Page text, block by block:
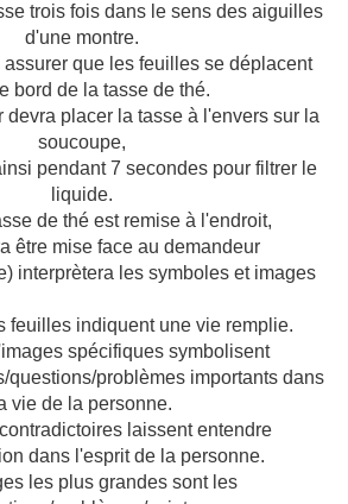
trois fois dans le sens des aiguilles
d'une montre.
assurer que les feuilles se déplacent
bord de la tasse de thé.
devra placer la tasse à l'envers sur la
soucoupe,
pendant 7 secondes pour filtrer le
liquide.
de thé est remise à l'endroit,
être mise face au demandeur
interprètera les symboles et images
feuilles indiquent une vie remplie.
spécifiques symbolisent
questions/problèmes importants dans
vie de la personne.
laissent entendre
dans l'esprit de la personne.
les plus grandes sont les